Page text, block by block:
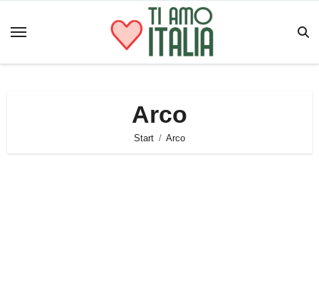
Inhalt
Arco
Start Arco